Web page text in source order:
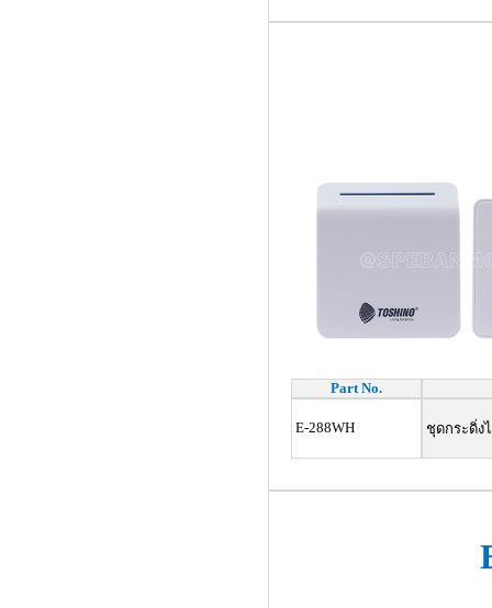
Part No.
E-288WH ชุดกระดิ่ง